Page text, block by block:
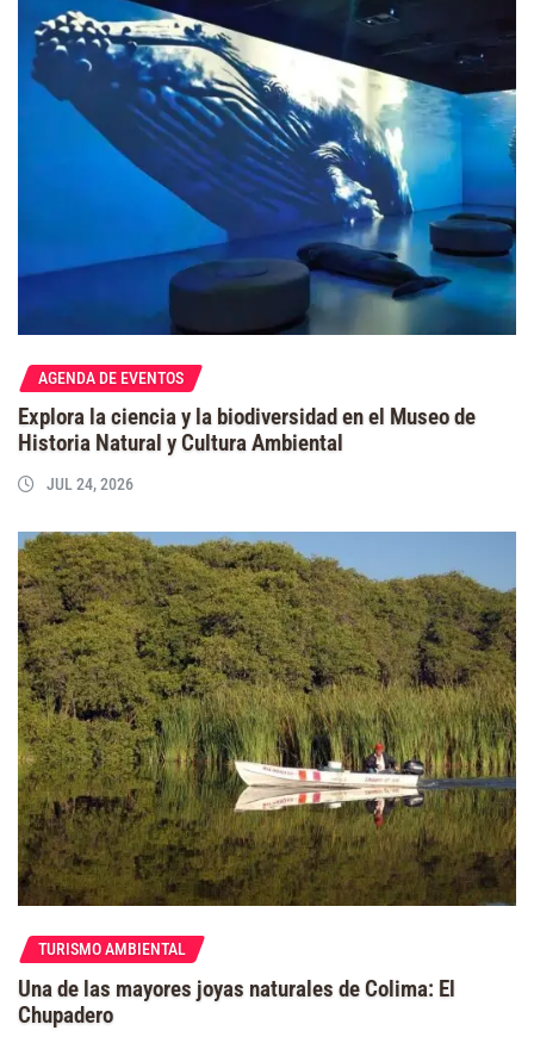
AGENDA DE EVENTOS
Explora la ciencia y la biodiversidad en el Museo de
Historia Natural y Cultura Ambiental
JUL 24, 2026
TURISMO AMBIENTAL
Una de las mayores joyas naturales de Colima: El
Chupadero